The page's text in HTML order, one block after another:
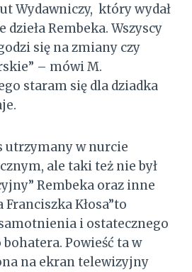
Wydawniczy, który wydał
Rembeka. Wszyscy
się na zmiany czy
– mówi M.
staram się dla dziadka
utrzymany w nurcie
ale taki też nie był
Rembeka oraz inne
Kłosa”to
i ostatecznego
Powieść ta w
na ekran telewizyjny